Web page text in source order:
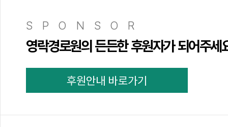
SPONSOR
영락경로원의 든든한 후원자가 되어주세
후원안내 바로가기